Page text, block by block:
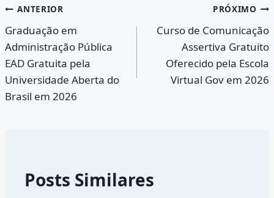
Navegação
de
Post
ANTERIOR
Graduação em
Administração Pública
EAD Gratuita pela
Universidade Aberta do
Brasil em 2026
PRÓXIMO
Curso de Comunicação
Assertiva Gratuito
Oferecido pela Escola
Virtual Gov em 2026
Posts Similares